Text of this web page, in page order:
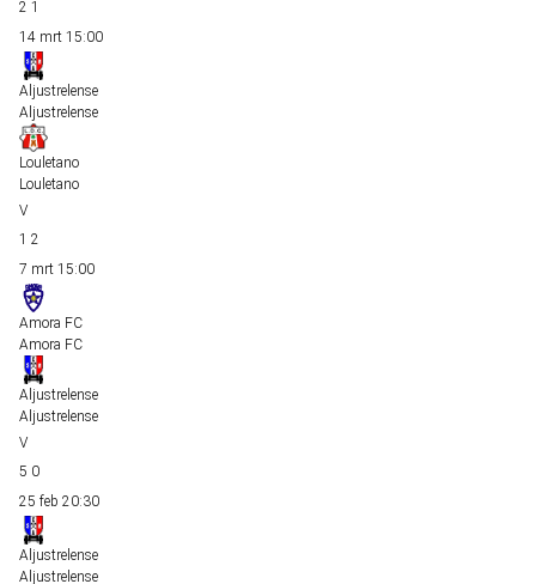
2 1
14 mrt 15:00
Aljustrelense
Aljustrelense
Louletano
Louletano
1 2
7 mrt 15:00
Amora FC
Amora FC
Aljustrelense
Aljustrelense
5 0
25 feb 20:30
Aljustrelense
Aljustrelense